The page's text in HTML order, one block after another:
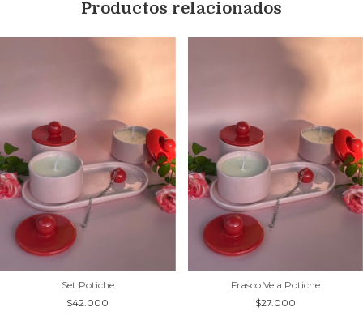
Productos relacionados
Set Potiche
$42.000
Frasco Vela Potiche
$27.000